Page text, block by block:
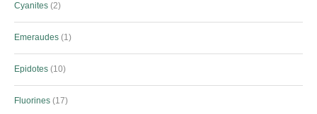
Cyanites 2
Emeraudes 1
Epidotes 10
Fluorines 17